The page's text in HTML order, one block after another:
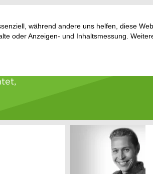
während andere uns helfen, diese
oder Anzeigen- und Inhaltsmessung.